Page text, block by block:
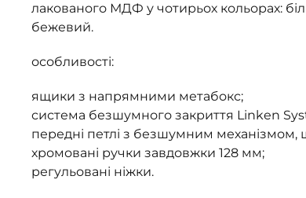
лакованого МДФ у чотирьох кольорах:
бежевий.
особливості:
ящики з напрямними метабокс;
система безшумного закриття Linken
передні петлі з безшумним механізмом,
хромовані ручки завдовжки 128 мм;
регульовані ніжки.